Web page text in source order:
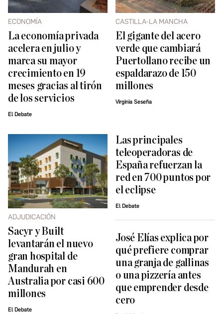
ECONOMÍA
La economía privada
acelera en julio y
marca su mayor
crecimiento en 19
meses gracias al tirón
de los servicios
El Debate
CASTILLA-LA MANCHA
El gigante del acero
verde que cambiará
Puertollano recibe un
espaldarazo de 150
millones
Virginia Seseña
ADJUDICACIÓN
Sacyr y Built
levantarán el nuevo
gran hospital de
Mandurah en
Australia por casi 600
millones
El Debate
Las principales
teleoperadoras de
España refuerzan la
red en 700 puntos por
el eclipse
El Debate
José Elías explica por
qué prefiere comprar
una granja de gallinas
o una pizzería antes
que emprender desde
cero